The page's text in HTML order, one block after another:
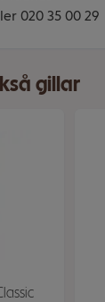
020 35 00 29
gillar